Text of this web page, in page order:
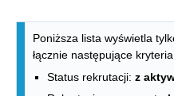
Lista kierunków
Poniższa lista wyświetla
łącznie następujące
Status rekrutacji: z